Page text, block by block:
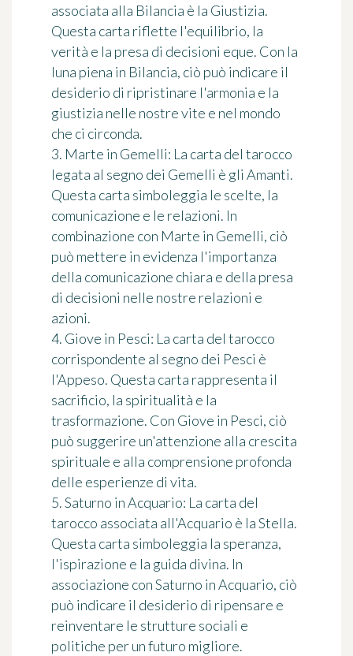
associata alla Bilancia è la Giustizia.
Questa carta riflette l'equilibrio, la
verità e la presa di decisioni eque. Con la
luna piena in Bilancia, ciò può indicare il
desiderio di ripristinare l'armonia e la
giustizia nelle nostre vite e nel mondo
che ci circonda.
3. Marte in Gemelli: La carta del tarocco
legata al segno dei Gemelli è gli Amanti.
Questa carta simboleggia le scelte, la
comunicazione e le relazioni. In
combinazione con Marte in Gemelli, ciò
può mettere in evidenza l'importanza
della comunicazione chiara e della presa
di decisioni nelle nostre relazioni e
azioni.
4. Giove in Pesci: La carta del tarocco
corrispondente al segno dei Pesci è
l'Appeso. Questa carta rappresenta il
sacrificio, la spiritualità e la
trasformazione. Con Giove in Pesci, ciò
può suggerire un'attenzione alla crescita
spirituale e alla comprensione profonda
delle esperienze di vita.
5. Saturno in Acquario: La carta del
tarocco associata all'Acquario è la Stella.
Questa carta simboleggia la speranza,
l'ispirazione e la guida divina. In
associazione con Saturno in Acquario, ciò
può indicare il desiderio di ripensare e
reinventare le strutture sociali e
politiche per un futuro migliore.